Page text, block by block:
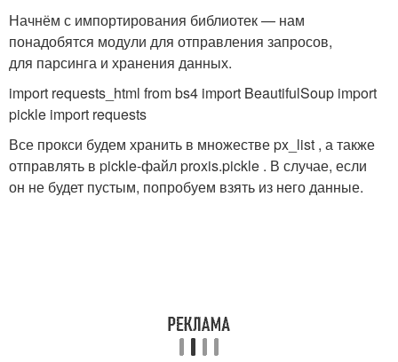
Начнём с импортирования библиотек — нам
понадобятся модули для отправления запросов,
для парсинга и хранения данных.
import requests_html from bs4 import BeautifulSoup import
pickle import requests
Все прокси будем хранить в множестве px_list , а также
отправлять в pickle-файл proxis.pickle . В случае, если
он не будет пустым, попробуем взять из него данные.